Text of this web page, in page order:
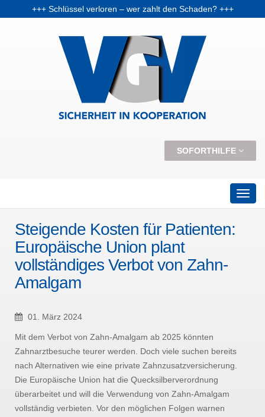
+++ Schlüssel verloren – wer zahlt den Schaden? +++
SOFORTHILFE
Steigende Kosten für Patienten:
Europäische Union plant
vollständiges Verbot von Zahn-
Amalgam
01. März 2024
Mit dem Verbot von Zahn-Amalgam ab 2025 könnten
Zahnarztbesuche teurer werden. Doch viele suchen bereits
nach Alternativen wie eine private Zahnzusatzversicherung.
Die Europäische Union hat die Quecksilberverordnung
überarbeitet und will die Verwendung von Zahn-Amalgam
vollständig verbieten. Vor den möglichen Folgen warnen